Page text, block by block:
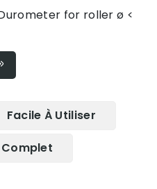
for roller ø <
Facile À Utiliser